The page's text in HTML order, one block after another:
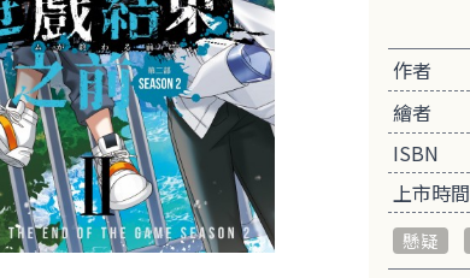
作者
繪者
ISBN
上市時間
懸疑